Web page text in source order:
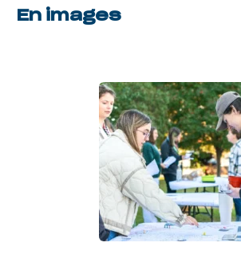
En images